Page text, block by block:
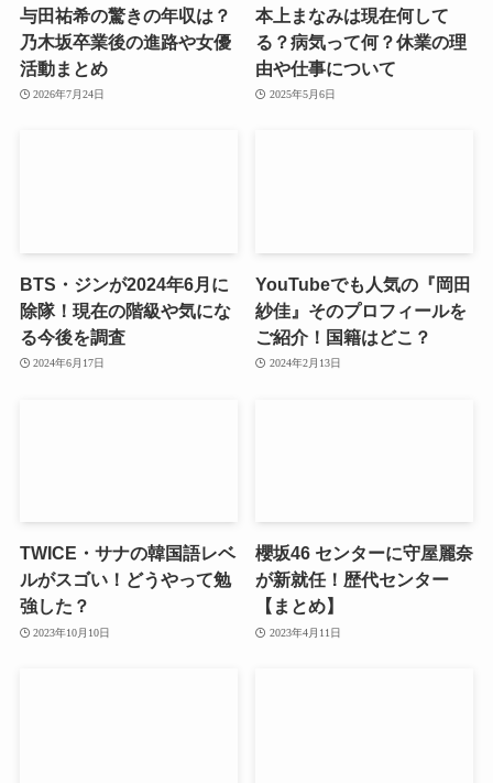
与田祐希の驚きの年収は？
乃木坂卒業後の進路や女優
活動まとめ
2026年7月24日
本上まなみは現在何して
る？病気って何？休業の理
由や仕事について
2025年5月6日
BTS・ジンが2024年6月に
除隊！現在の階級や気にな
る今後を調査
2024年6月17日
YouTubeでも人気の『岡田
紗佳』そのプロフィールを
ご紹介！国籍はどこ？
2024年2月13日
TWICE・サナの韓国語レベ
ルがスゴい！どうやって勉
強した？
2023年10月10日
櫻坂46 センターに守屋麗奈
が新就任！歴代センター
【まとめ】
2023年4月11日